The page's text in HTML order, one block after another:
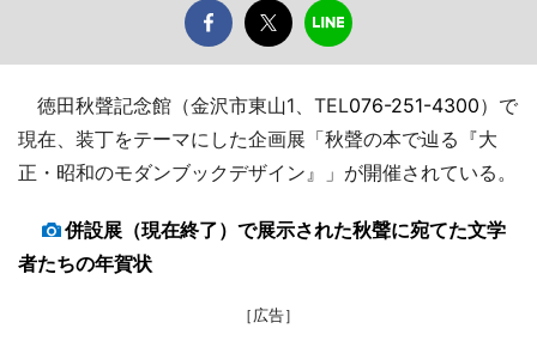
徳田秋聲記念館（金沢市東山1、TEL076-251-4300）で
現在、装丁をテーマにした企画展「秋聲の本で辿る『大
正・昭和のモダンブックデザイン』」が開催されている。
併設展（現在終了）で展示された秋聲に宛てた文学
者たちの年賀状
［広告］